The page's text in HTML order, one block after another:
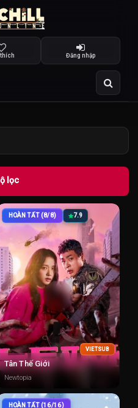
Đăng nhập
lọc
HOÀN TẤT (8/8) 7.9
VIETSUB
Tân Thế Giới
Newtopia
HOÀN TẤT (16/16)